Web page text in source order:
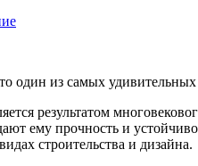
один из самых
результатом
ему прочность и
строительства и дизайна.